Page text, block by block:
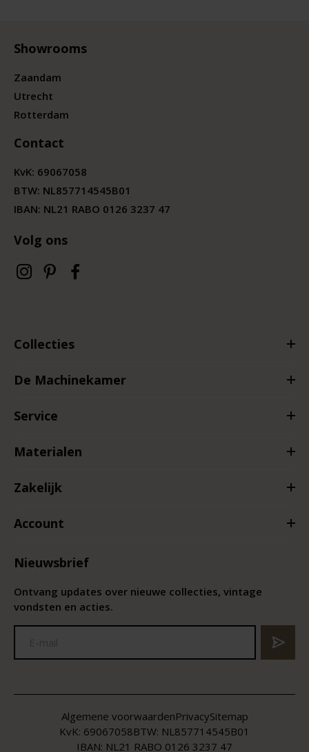
Showrooms
Zaandam
Utrecht
Rotterdam
Contact
KvK: 69067058
BTW: NL857714545B01
IBAN: NL21 RABO 0126 3237 47
Volg ons
Collecties
De Machinekamer
Service
Materialen
Zakelijk
Account
Nieuwsbrief
Ontvang updates over nieuwe collecties, vintage
vondsten en acties.
KvK: 69067058BTW: NL857714545B01
IBAN: NL21 RABO 0126 3237 47
Algemene voorwaardenPrivacySitemap